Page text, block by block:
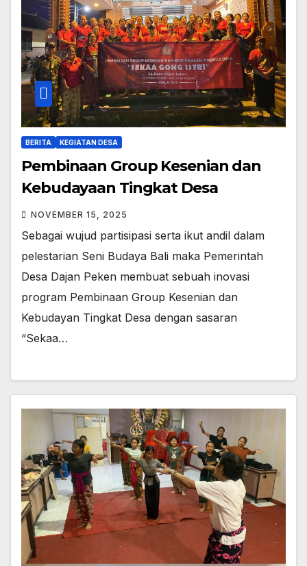
BERITA KEGIATAN DESA
Pembinaan Group Kesenian dan
Kebudayaan Tingkat Desa
NOVEMBER 15, 2025
Sebagai wujud partisipasi serta ikut andil dalam
pelestarian Seni Budaya Bali maka Pemerintah
Desa Dajan Peken membuat sebuah inovasi
program Pembinaan Group Kesenian dan
Kebudayan Tingkat Desa dengan sasaran
“Sekaa…